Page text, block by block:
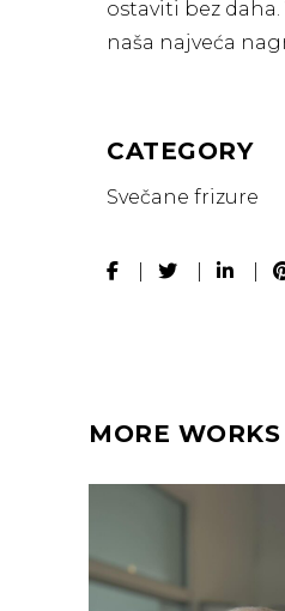
ostaviti bez daha.
naša najveća
CATEGORY
Svečane frizure
MORE WORKS